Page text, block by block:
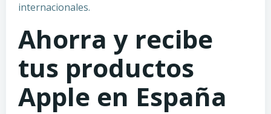
internacionales.
Ahorra y recibe
tus productos
Apple en España